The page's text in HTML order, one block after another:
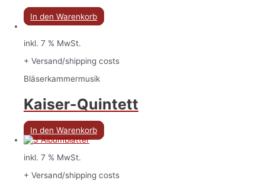
In den Warenkorb
inkl. 7 % MwSt.
+ Versand/shipping costs
Bläserkammermusik
Kaiser-Quintett
In den Warenkorb
inkl. 7 % MwSt.
+ Versand/shipping costs